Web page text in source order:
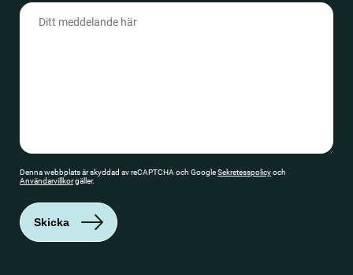
Meddelande
(Obligatoriskt)
Denna webbplats är skyddad av reCAPTCHA och GoogleSekretesspolicyoch
Användarvillkorgäller.
Skicka